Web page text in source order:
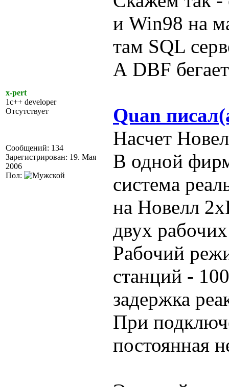
x-pert
1c++ developer
Отсутствует
Сообщений: 134
Зарегистрирован: 19. Мая
2006
Пол:
и Win98 на
там SQL
А DBF
Quan
Насчет
В одной
система
на Новелл
двух
Рабочий
станций -
задержка
При
постоянная